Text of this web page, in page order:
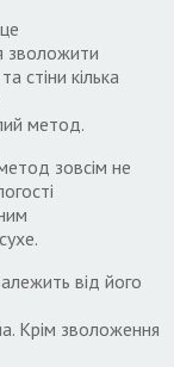
зволожити
стіни кілька
метод.
зовсім не
.
від його
. Крім зволоження